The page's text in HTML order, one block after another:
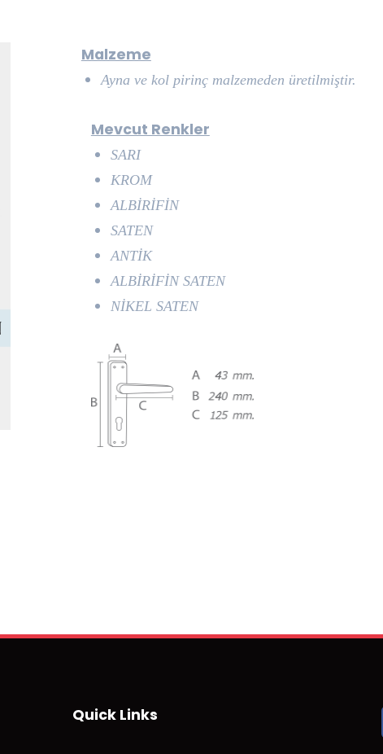
Malzeme
Ayna ve kol pirinç malzemeden üretilmiştir.
Mevcut Renkler
SARI
KROM
ALBİRİFİN
SATEN
ANTİK
ALBİRİFİN SATEN
NİKEL SATEN
Quick Links